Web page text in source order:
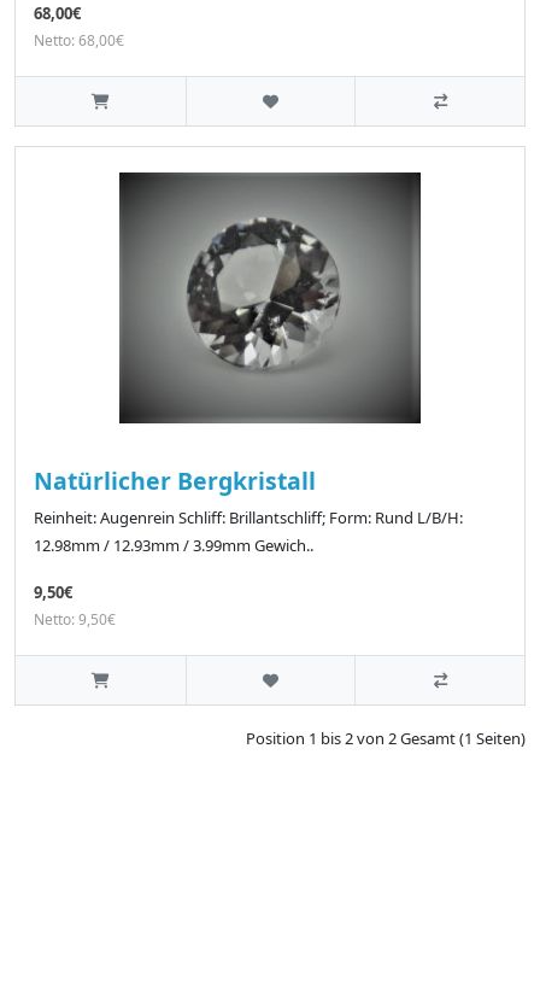
68,00€
Netto: 68,00€
Natürlicher Bergkristall
Reinheit: Augenrein Schliff: Brillantschliff; Form: Rund L/B/H:
12.98mm / 12.93mm / 3.99mm Gewich..
9,50€
Netto: 9,50€
Position 1 bis 2 von 2 Gesamt (1 Seiten)